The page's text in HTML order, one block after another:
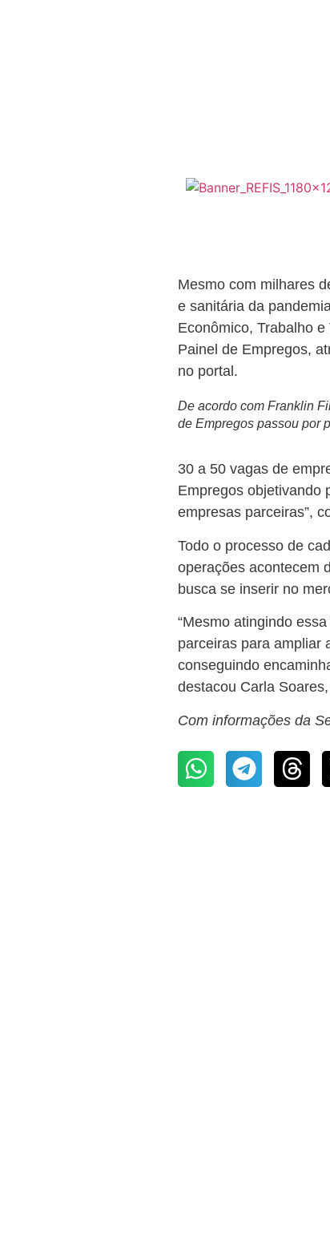
Mesmo com milhares
e sanitária da
Econômico, Trabalho
Painel de Empregos,
no portal.
De acordo com Franklin
de Empregos passou por
30 a 50 vagas de
Empregos objetivando
empresas parceiras”,
Todo o processo de
operações acontecem
busca se inserir no
“Mesmo atingindo
parceiras para ampliar
conseguindo
destacou Carla
Com informações da